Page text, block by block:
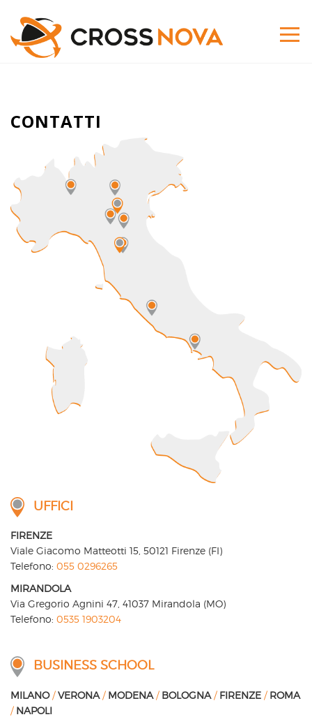
CONTATTI
UFFICI
FIRENZE
Viale Giacomo Matteotti 15, 50121 Firenze (FI)
Telefono: 055 0296265
MIRANDOLA
Via Gregorio Agnini 47, 41037 Mirandola (MO)
Telefono: 0535 1903204
BUSINESS SCHOOL
MILANO / VERONA / MODENA / BOLOGNA / FIRENZE / ROMA
/ NAPOLI